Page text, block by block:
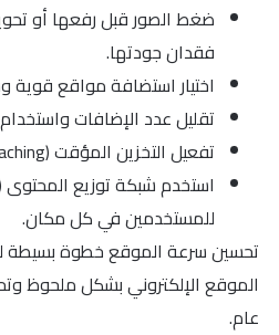
فقدان جودتها.
اختيار استضافة مواقع قوية
تقليل عدد الإضافات
تفعيل التخزين المؤقت (Caching) لتحسين الأداء.
استخدم شبكة توزيع المحتوى
للمستخدمين في كل مكان.
تحسين سرعة الموقع خطوة بسيطة
الموقع الإلكتروني بشكل ملحوظ
عام.